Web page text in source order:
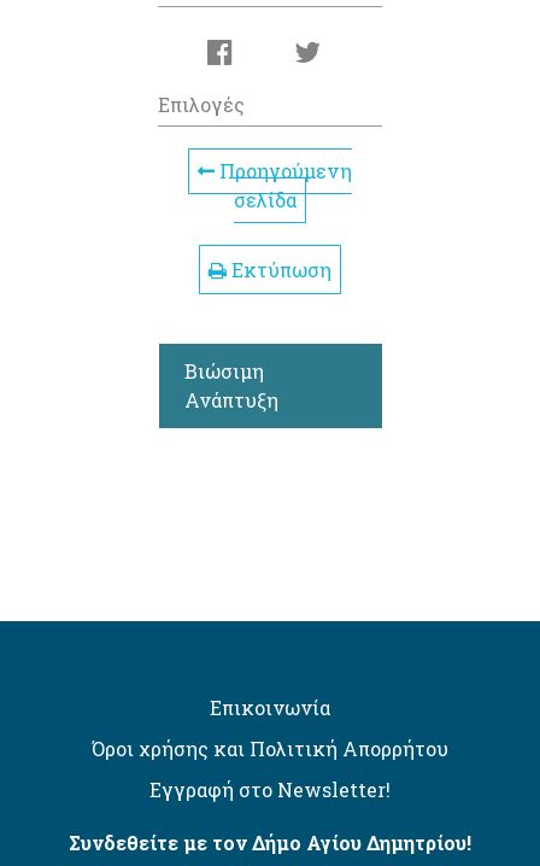
Επιλογές
Προηγούμενη
σελίδα
Εκτύπωση
Βιώσιμη
Ανάπτυξη
Επικοινωνία
Όροι χρήσης και Πολιτική Απορρήτου
Εγγραφή στο Newsletter!
Συνδεθείτε με τον Δήμο Αγίου Δημητρίου!